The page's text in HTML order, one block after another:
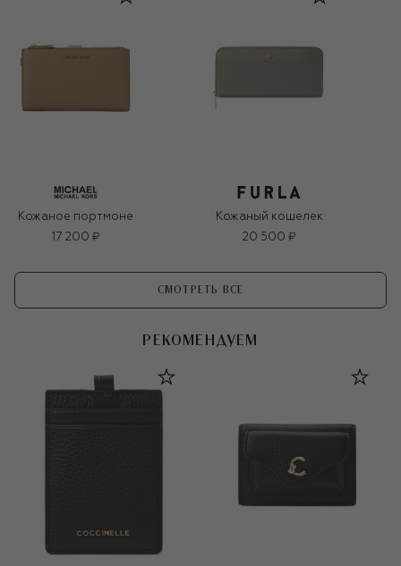
Кожаное портмоне
17 200 ₽
Кожаный кошелек
20 500 ₽
СМОТРЕТЬ ВСЕ
РЕКОМЕНДУЕМ